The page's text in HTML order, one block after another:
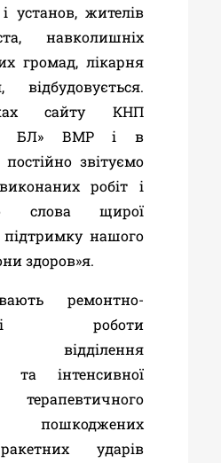
установ, жителів
навколишніх
громад, лікарня
відбудовується.
сайту КНП
БЛ» ВМР і в
звітуємо
робіт і
слова щирої
підтримку нашого
здоров»я.
ремонтно-
роботи
відділення
та інтенсивної
ударів